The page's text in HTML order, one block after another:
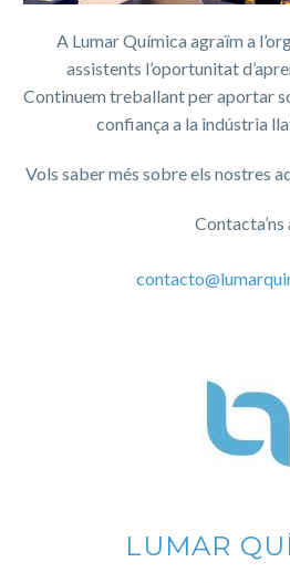
A Lumar Química agraïm a
assistents l’oportunitat
Continuem treballant per aportar
confiança a la indústria
Vols saber més sobre els nostres
Contacta’ns
LUMAR